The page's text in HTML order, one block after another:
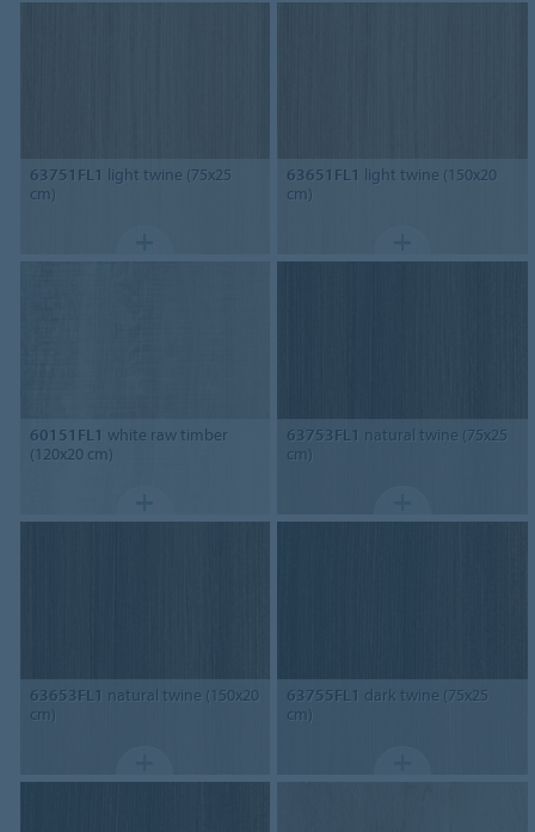
63751FL1 light twine (75x25
cm)
63651FL1 light twine (150x20
cm)
60151FL1 white raw timber
(120x20 cm)
63753FL1 natural twine (75x25
cm)
63653FL1 natural twine (150x20
cm)
63755FL1 dark twine (75x25
cm)